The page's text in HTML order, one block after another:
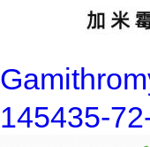
145435-